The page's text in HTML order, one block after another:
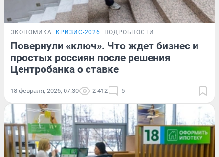
ЭКОНОМИКА КРИЗИС-2026 ПОДРОБНОСТИ
Повернули «ключ». Что ждет бизнес и
простых россиян после решения
Центробанка о ставке
18 февраля, 2026, 07:30 2 412 5